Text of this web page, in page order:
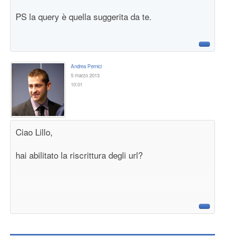
PS la query è quella suggerita da te.
Andrea Pernici
5 marzo 2013
10:01
Ciao Lillo,
hai abilitato la riscrittura degli url?